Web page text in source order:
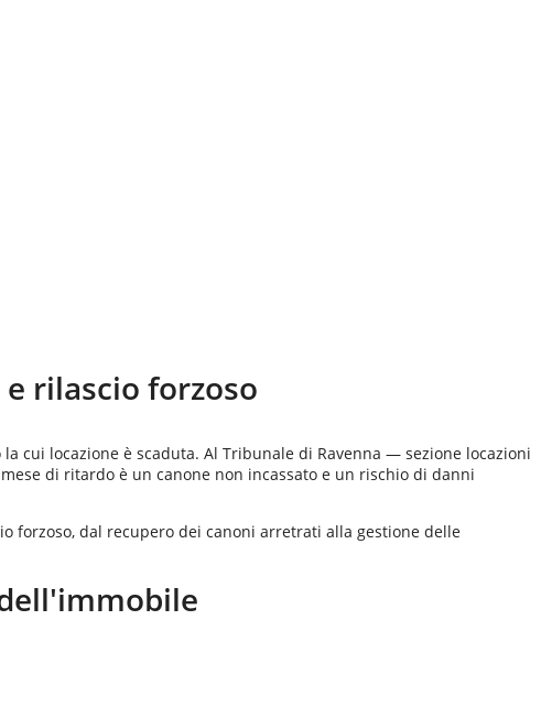
rilascio forzoso
cui locazione è scaduta. Al Tribunale di Ravenna — sezione locazioni
di ritardo è un canone non incassato e un rischio di danni
forzoso, dal recupero dei canoni arretrati alla gestione delle